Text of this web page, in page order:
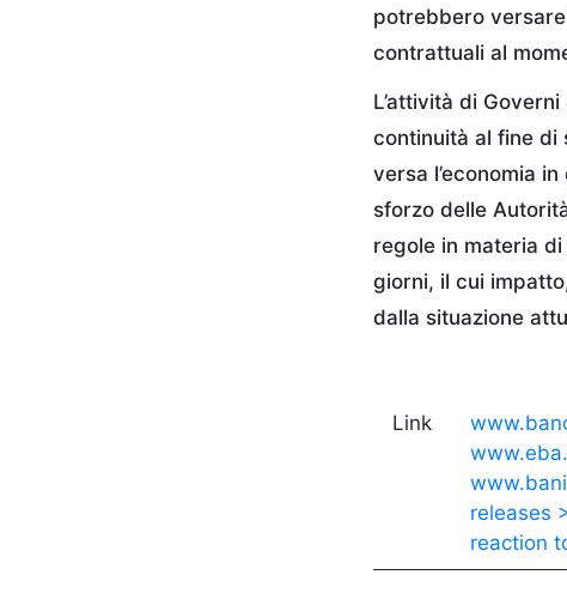
potrebbero
contrattuali al
L’attività di
continuità al fine di
versa l’economia
sforzo delle
regole in materia
giorni, il cui
dalla situazione
Link
releases
reaction